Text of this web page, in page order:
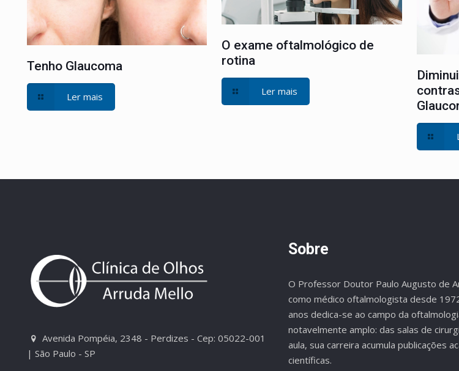
Tenho Glaucoma
Ler mais
O exame oftalmológico de
rotina
Ler mais
Avenida Pompéia, 2348 - Perdizes - Cep: 05022-001
| São Paulo - SP
Sobre
O Professor Doutor Paulo Augusto de
como médico oftalmologista desde
anos dedica-se ao campo da
notavelmente amplo: das salas de
aula, sua carreira acumula publicações
científicas.